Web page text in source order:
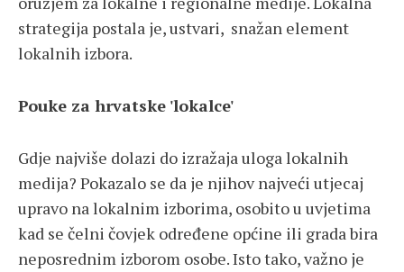
strategija postala je, ustvari, snažan element
lokalnih izbora.
Pouke za hrvatske 'lokalce'
Gdje najviše dolazi do izražaja uloga lokalnih
medija? Pokazalo se da je njihov najveći utjecaj
upravo na lokalnim izborima, osobito u uvjetima
kad se čelni čovjek određene općine ili grada bira
neposrednim izborom osobe. Isto tako, važno je